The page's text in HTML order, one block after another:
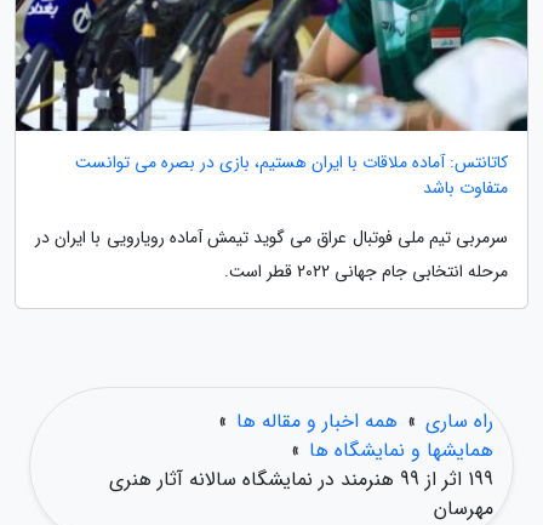
کاتانتس: آماده ملاقات با ایران هستیم، بازی در بصره می توانست
متفاوت باشد
سرمربی تیم ملی فوتبال عراق می گوید تیمش آماده رویارویی با ایران در
مرحله انتخابی جام جهانی 2022 قطر است.
راه ساری » همه اخبار و مقاله ها »
همایشها و نمایشگاه ها »
199 اثر از 99 هنرمند در نمایشگاه سالانه آثار هنری
مهرسان